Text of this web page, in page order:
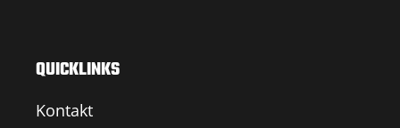
QUICKLINKS
Kontakt